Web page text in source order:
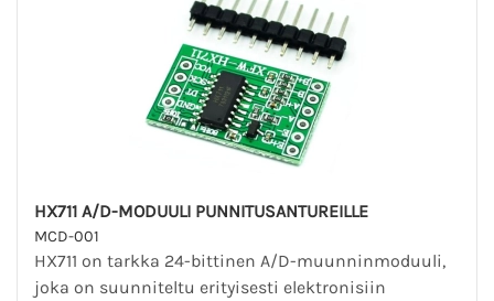
HX711 A/D-MODUULI PUNNITUSANTUREILLE
MCD-001
HX711 on tarkka 24-bittinen A/D-muunninmoduuli,
joka on suunniteltu erityisesti elektronisiin